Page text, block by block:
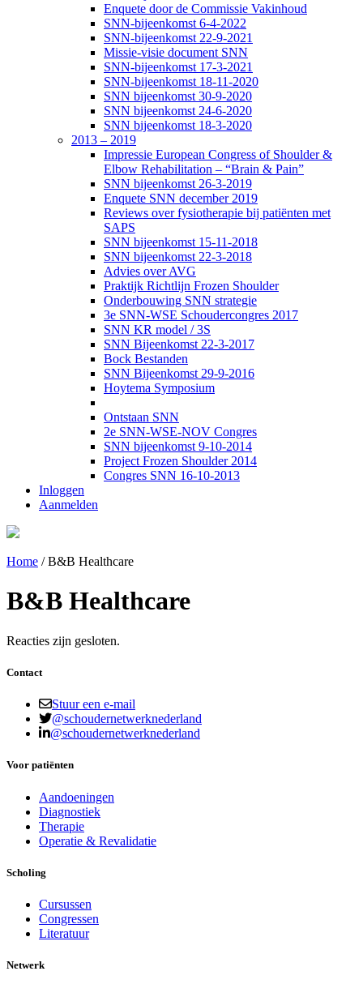
Enquete door de Commissie Vakinhoud
SNN-bijeenkomst 6-4-2022
SNN-bijeenkomst 22-9-2021
Missie-visie document SNN
SNN-bijeenkomst 17-3-2021
SNN-bijeenkomst 18-11-2020
SNN bijeenkomst 30-9-2020
SNN bijeenkomst 24-6-2020
SNN bijeenkomst 18-3-2020
2013 – 2019
Impressie European Congress of Shoulder &
Elbow Rehabilitation – “Brain & Pain”
SNN bijeenkomst 26-3-2019
Enquete SNN december 2019
Reviews over fysiotherapie bij patiënten met
SAPS
SNN bijeenkomst 15-11-2018
SNN bijeenkomst 22-3-2018
Advies over AVG
Praktijk Richtlijn Frozen Shoulder
Onderbouwing SNN strategie
3e SNN-WSE Schoudercongres 2017
SNN KR model / 3S
SNN Bijeenkomst 22-3-2017
Bock Bestanden
SNN Bijeenkomst 29-9-2016
Hoytema Symposium
Ontstaan SNN
2e SNN-WSE-NOV Congres
SNN bijeenkomst 9-10-2014
Project Frozen Shoulder 2014
Congres SNN 16-10-2013
Inloggen
Aanmelden
Home /B&B Healthcare
B&B Healthcare
Reacties zijn gesloten.
Contact
Stuur een e-mail
@schoudernetwerknederland
@schoudernetwerknederland
Voor patiënten
Aandoeningen
Diagnostiek
Therapie
Operatie & Revalidatie
Scholing
Cursussen
Congressen
Literatuur
Netwerk